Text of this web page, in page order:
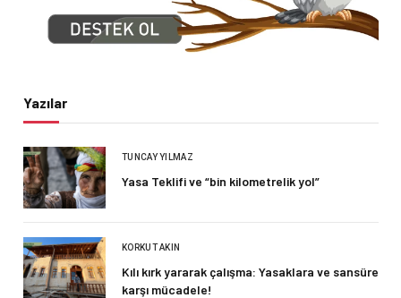
Yazılar
TUNCAY YILMAZ
Yasa Teklifi ve “bin kilometrelik yol”
KORKUT AKIN
Kılı kırk yararak çalışma: Yasaklara ve sansüre
karşı mücadele!